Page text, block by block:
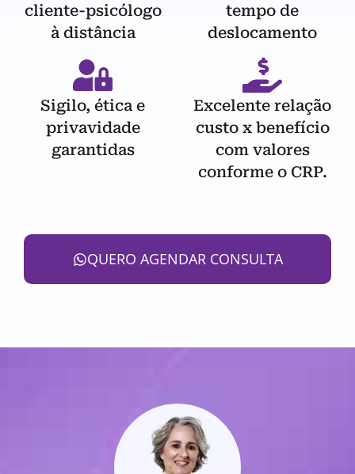
cliente-psicólogo
à distância
Sigilo, ética e
privavidade
garantidas
tempo de
deslocamento
Excelente relação
custo x benefício
com valores
conforme o CRP.
QUERO AGENDAR CONSULTA